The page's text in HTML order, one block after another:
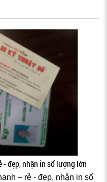
đẹp, nhận in số lượng lớn
– rẻ - đẹp, nhận in số